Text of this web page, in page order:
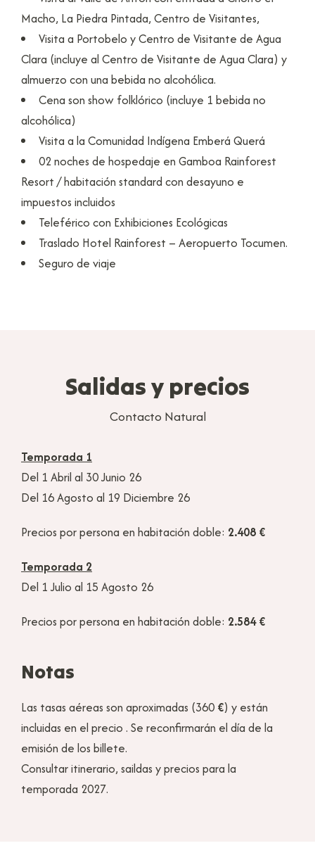
Macho, La Piedra Pintada, Centro de Visitantes,
Visita a Portobelo y Centro de Visitante de Agua
Clara (incluye al Centro de Visitante de Agua Clara) y
almuerzo con una bebida no alcohólica.
Cena son show folklórico (incluye 1 bebida no
alcohólica)
Visita a la Comunidad Indígena Emberá Querá
02 noches de hospedaje en Gamboa Rainforest
Resort / habitación standard con desayuno e
impuestos incluidos
Teleférico con Exhibiciones Ecológicas
Traslado Hotel Rainforest – Aeropuerto Tocumen.
Seguro de viaje
Salidas y precios
Contacto Natural
Temporada 1
Del 1 Abril al 30 Junio 26
Del 16 Agosto al 19 Diciembre 26
Precios por persona en habitación doble: 2.408 €
Temporada 2
Del 1 Julio al 15 Agosto 26
Precios por persona en habitación doble: 2.584 €
Notas
Las tasas aéreas son aproximadas (360 €) y están
incluidas en el precio . Se reconfirmarán el día de la
emisión de los billete.
Consultar itinerario, saildas y precios para la
temporada 2027.